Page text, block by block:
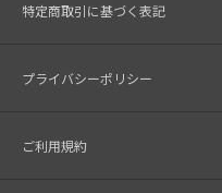
特定商取引に基づく表記
プライバシーポリシー
ご利用規約